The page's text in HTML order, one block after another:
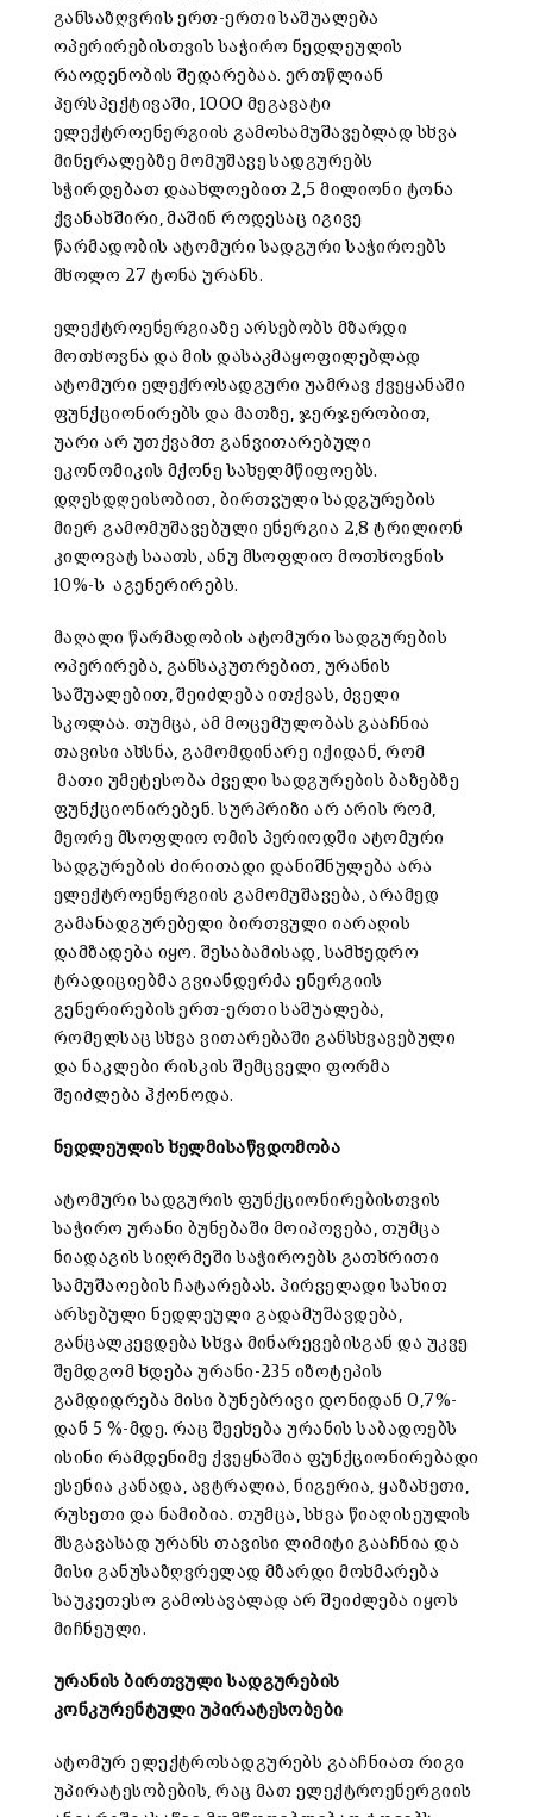
განსაზღვრის ერთ-ერთი საშუალება
ოპერირებისთვის საჭირო ნედლეულის
რაოდენობის შედარებაა. ერთწლიან
პერსპექტივაში, 1000 მეგავატი
ელექტროენერგიის გამოსამუშავებლად სხვა
მინერალებზე მომუშავე სადგურებს
სჭირდებათ დაახლოებით 2,5 მილიონი ტონა
ქვანახშირი, მაშინ როდესაც იგივე
წარმადობის ატომური სადგური საჭიროებს
მხოლო 27 ტონა ურანს.
ელექტროენერგიაზე არსებობს მზარდი
მოთხოვნა და მის დასაკმაყოფილებლად
ატომური ელექროსადგური უამრავ ქვეყანაში
ფუნქციონირებს და მათზე, ჯერჯერობით,
უარი არ უთქვამთ განვითარებული
ეკონომიკის მქონე სახელმწიფოებს.
დღესდღეისობით, ბირთვული სადგურების
მიერ გამომუშავებული ენერგია 2,8 ტრილიონ
კილოვატ საათს, ანუ მსოფლიო მოთხოვნის
10%-ს აგენერირებს.
მაღალი წარმადობის ატომური სადგურების
ოპერირება, განსაკუთრებით, ურანის
საშუალებით, შეიძლება ითქვას, ძველი
სკოლაა. თუმცა, ამ მოცემულობას გააჩნია
თავისი ახსნა, გამომდინარე იქიდან, რომ
მათი უმეტესობა ძველი სადგურების ბაზებზე
ფუნქციონირებენ. სურპრიზი არ არის რომ,
მეორე მსოფლიო ომის პერიოდში ატომური
სადგურების ძირითადი დანიშნულება არა
ელექტროენერგიის გამომუშავება, არამედ
გამანადგურებელი ბირთვული იარაღის
დამზადება იყო. შესაბამისად, სამხედრო
ტრადიციებმა გვიანდერძა ენერგიის
გენერირების ერთ-ერთი საშუალება,
რომელსაც სხვა ვითარებაში განსხვავებული
და ნაკლები რისკის შემცველი ფორმა
შეიძლება ჰქონოდა.
ნედლეულის ხელმისაწვდომობა
ატომური სადგურის ფუნქციონირებისთვის
საჭირო ურანი ბუნებაში მოიპოვება, თუმცა
ნიადაგის სიღრმეში საჭიროებს გათხრითი
სამუშაოების ჩატარებას. პირველადი სახით
არსებული ნედლეული გადამუშავდება,
განცალკევდება სხვა მინარევებისგან და უკვე
შემდგომ ხდება ურანი-235 იზოტეპის
გამდიდრება მისი ბუნებრივი დონიდან 0,7%-
დან 5 %-მდე. რაც შეეხება ურანის საბადოებს
ისინი რამდენიმე ქვეყნაშია ფუნქციონირებადი
ესენია კანადა, ავტრალია, ნიგერია, ყაზახეთი,
რუსეთი და ნამიბია. თუმცა, სხვა წიაღისეულის
მსგავასად ურანს თავისი ლიმიტი გააჩნია და
მისი განუსაზღვრელად მზარდი მოხმარება
საუკეთესო გამოსავალად არ შეიძლება იყოს
მიჩნეული.
ურანის ბირთვული სადგურების
კონკურენტული უპირატესობები
ატომურ ელექტროსადგურებს გააჩნიათ რიგი
უპირატესობების, რაც მათ ელექტროენერგიის